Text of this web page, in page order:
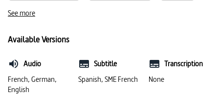
#analyse cinématographique
#égalité
#résistance politique #source (histoire)
See more
Available Versions
Audio
French, German,
English
Subtitle
Spanish, SME French
Transcription
None